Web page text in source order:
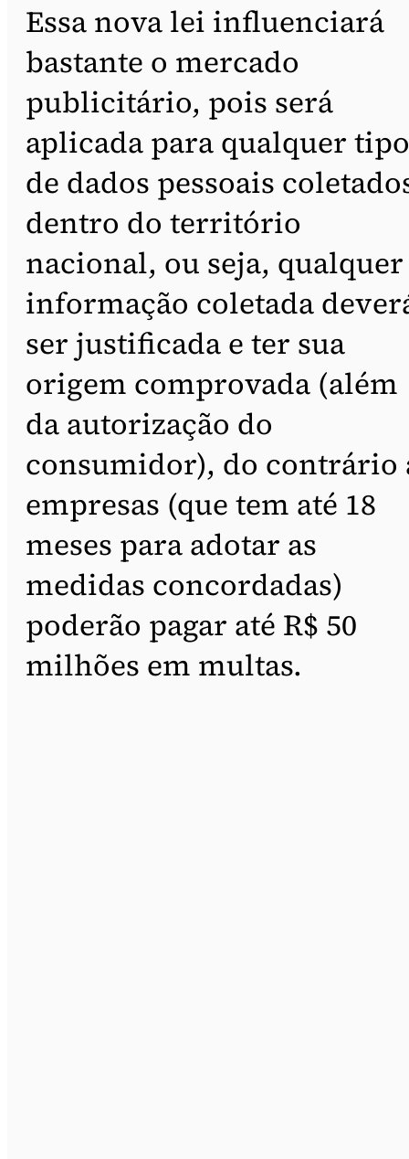
Essa nova lei influenciará
bastante o mercado
publicitário, pois será
aplicada para qualquer tipo
de dados pessoais
dentro do território
nacional, ou seja, qualquer
informação coletada
ser justificada e ter sua
origem comprovada (além
da autorização do
consumidor), do contrário
empresas (que tem até 18
meses para adotar as
medidas concordadas)
poderão pagar até R$ 50
milhões em multas.